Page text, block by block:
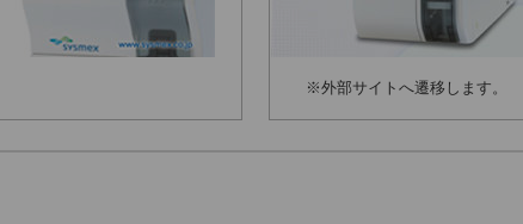
※外部サイトへ遷移します。